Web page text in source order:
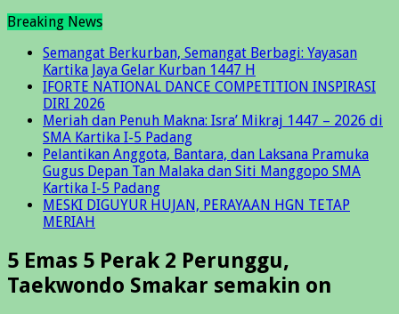
Breaking News
Semangat Berkurban, Semangat Berbagi: Yayasan
Kartika Jaya Gelar Kurban 1447 H
IFORTE NATIONAL DANCE COMPETITION INSPIRASI
DIRI 2026
Meriah dan Penuh Makna: Isra’ Mikraj 1447 – 2026 di
SMA Kartika I-5 Padang
Pelantikan Anggota, Bantara, dan Laksana Pramuka
Gugus Depan Tan Malaka dan Siti Manggopo SMA
Kartika I-5 Padang
MESKI DIGUYUR HUJAN, PERAYAAN HGN TETAP
MERIAH
5 Emas 5 Perak 2 Perunggu,
Taekwondo Smakar semakin on